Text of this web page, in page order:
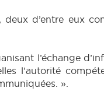
d’entre eux
l’échange
l'autorité
».